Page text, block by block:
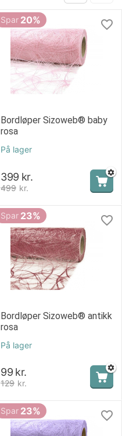
Spar 20%
Bordløper Sizoweb® baby
rosa
På lager
499 kr.
399 kr.
Spar 23%
Bordløper Sizoweb® antikk
rosa
På lager
129 kr.
99 kr.
Spar 23%